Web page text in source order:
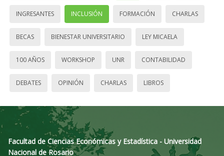
INGRESANTES INCLUSIÓN FORMACIÓN CHARLAS
BECAS BIENESTAR UNIVERSITARIO LEY MICAELA
100 AÑOS WORKSHOP UNR CONTABILIDAD
DEBATES OPINIÓN CHARLAS LIBROS
Facultad de Ciencias Económicas y Estadística - Universidad
Nacional de Rosario